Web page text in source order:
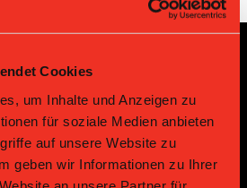
Cookies
um Inhalte und Anzeigen zu
für soziale Medien anbieten
auf unsere Website zu
geben wir Informationen zu Ihrer
und Partner